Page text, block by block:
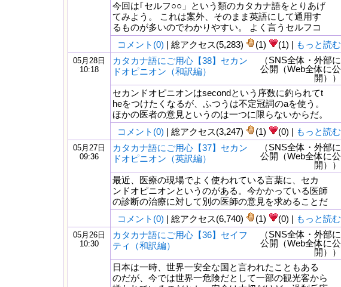
今回は｢セルフ○○」という類のカタカナ語をとりあげ
てみよう。 これは案外、そのまま英語にして通用す
るものが多いのでわかりやすい。 よく言うセルフコ
コメント(0) | 総アクセス(5,283) (1) (1) | もっと読む
05月28日
10:18
カタカナ語にご用心【38】セカン
ドオピニオン（和訳編）
（SNS全体・外部に
公開（Web全体に公
開））
セカンドオピニオンはsecondという序数に釣られてt
heをつけたくなるが、ふつうは不定冠詞のaを使う。
ほかの医者の意見というのは一つに限らないからだ。
コメント(0) | 総アクセス(3,247) (1) (0) | もっと読む
05月27日
09:36
カタカナ語にご用心【37】セカン
ドオピニオン（英訳編）
（SNS全体・外部に
公開（Web全体に公
開））
最近、医療の現場でよく使われている言葉に、セカ
ンドオピニオンというのがある。今かかっている医師
の診断の治療に対して別の医師の意見を求めることだ
コメント(0) | 総アクセス(6,740) (1) (0) | もっと読む
05月26日
10:30
カタカナ語にご用心【36】セイフ
ティ（和訳編）
（SNS全体・外部に
公開（Web全体に公
開））
日本は一時、世界一安全な国と言われたこともある
のだが、今では世界一危険だとして一部の観光客から